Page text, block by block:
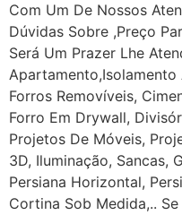
Com Um De Nossos
Dúvidas Sobre ,Preço
Será Um Prazer Lhe
Forros Removíveis,
Forro Em Drywall,
Projetos De Móveis,
3D, Iluminação, Sancas,
Persiana Horizontal,
Cortina Sob Medida,..